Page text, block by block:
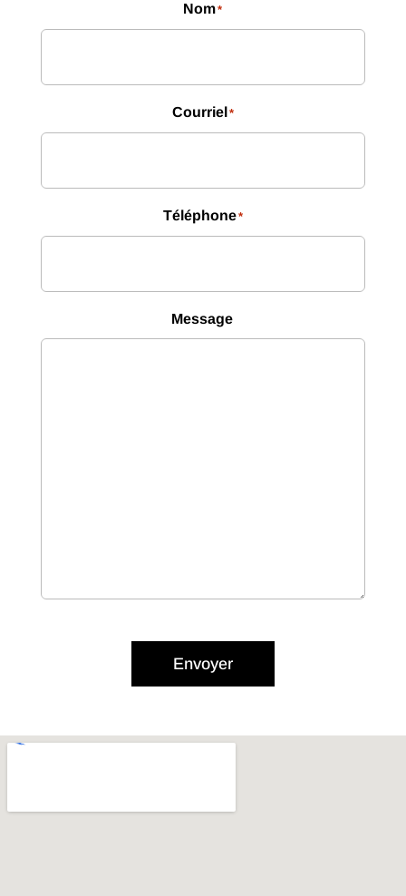
Nom*
Courriel*
Téléphone*
Message
Envoyer